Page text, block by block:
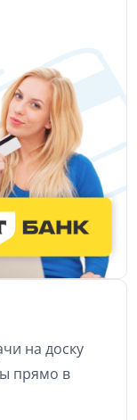
на доску
прямо в